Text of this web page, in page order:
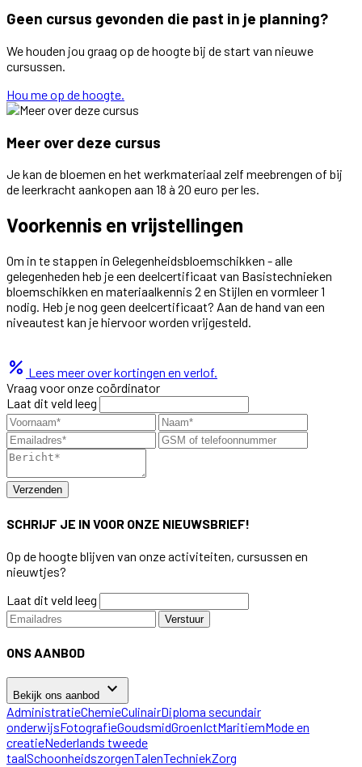
Geen cursus gevonden die past in je planning?
We houden jou graag op de hoogte bij de start van nieuwe
cursussen.
Hou me op de hoogte.
Meer over deze cursus
Je kan de bloemen en het werkmateriaal zelf meebrengen of bij
de leerkracht aankopen aan 18 à 20 euro per les.
Voorkennis en vrijstellingen
Om in te stappen in Gelegenheidsbloemschikken - alle
gelegenheden heb je een deelcertificaat van Basistechnieken
bloemschikken en materiaalkennis 2 en Stijlen en vormleer 1
nodig. Heb je nog geen deelcertificaat? Aan de hand van een
niveautest kan je hiervoor worden vrijgesteld.
percent Lees meer over kortingen en verlof.
Vraag voor onze coördinator
Laat dit veld leeg
Verzenden
SCHRIJF JE IN VOOR ONZE NIEUWSBRIEF!
Op de hoogte blijven van onze activiteiten, cursussen en
nieuwtjes?
Laat dit veld leeg
Verstuur
ONS AANBOD
Bekijk ons aanbod keyboard_arrow_down
AdministratieChemieCulinairDiploma secundair
onderwijsFotografieGoudsmidGroenIctMaritiemMode en
creatieNederlands tweede
taalSchoonheidszorgenTalenTechniekZorg